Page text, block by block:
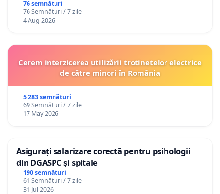
76 semnături
76 Semnături / 7 zile
4 Aug 2026
Cerem interzicerea utilizării trotinetelor electrice
de către minori în România
5 283 semnături
69 Semnături / 7 zile
17 May 2026
Asigurați salarizare corectă pentru psihologii
din DGASPC și spitale
190 semnături
61 Semnături / 7 zile
31 Jul 2026